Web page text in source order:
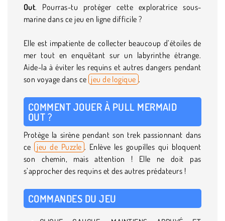
Out. Pourras-tu protéger cette exploratrice sous-
marine dans ce jeu en ligne difficile ?
Elle est impatiente de collecter beaucoup d’étoiles de
mer tout en enquêtant sur un labyrinthe étrange.
Aide-la à éviter les requins et autres dangers pendant
son voyage dans ce jeu de logique .
COMMENT JOUER À PULL MERMAID
OUT ?
Protège la sirène pendant son trek passionnant dans
ce jeu de Puzzle . Enlève les goupilles qui bloquent
son chemin, mais attention ! Elle ne doit pas
s’approcher des requins et des autres prédateurs !
COMMANDES DU JEU